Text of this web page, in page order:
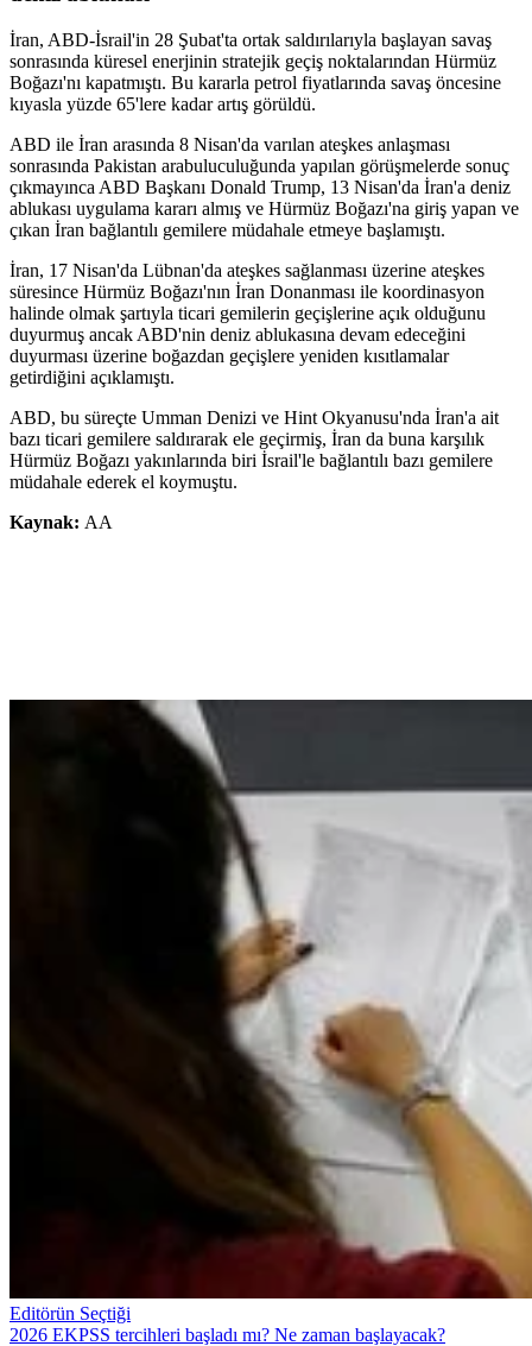
İran, ABD-İsrail'in 28 Şubat'ta ortak saldırılarıyla başlayan savaş
sonrasında küresel enerjinin stratejik geçiş noktalarından Hürmüz
Boğazı'nı kapatmıştı. Bu kararla petrol fiyatlarında savaş öncesine
kıyasla yüzde 65'lere kadar artış görüldü.
ABD ile İran arasında 8 Nisan'da varılan ateşkes anlaşması
sonrasında Pakistan arabuluculuğunda yapılan görüşmelerde sonuç
çıkmayınca ABD Başkanı Donald Trump, 13 Nisan'da İran'a deniz
ablukası uygulama kararı almış ve Hürmüz Boğazı'na giriş yapan ve
çıkan İran bağlantılı gemilere müdahale etmeye başlamıştı.
İran, 17 Nisan'da Lübnan'da ateşkes sağlanması üzerine ateşkes
süresince Hürmüz Boğazı'nın İran Donanması ile koordinasyon
halinde olmak şartıyla ticari gemilerin geçişlerine açık olduğunu
duyurmuş ancak ABD'nin deniz ablukasına devam edeceğini
duyurması üzerine boğazdan geçişlere yeniden kısıtlamalar
getirdiğini açıklamıştı.
ABD, bu süreçte Umman Denizi ve Hint Okyanusu'nda İran'a ait
bazı ticari gemilere saldırarak ele geçirmiş, İran da buna karşılık
Hürmüz Boğazı yakınlarında biri İsrail'le bağlantılı bazı gemilere
müdahale ederek el koymuştu.
Kaynak: AA
Editörün Seçtiği
2026 EKPSS tercihleri başladı mı? Ne zaman başlayacak?